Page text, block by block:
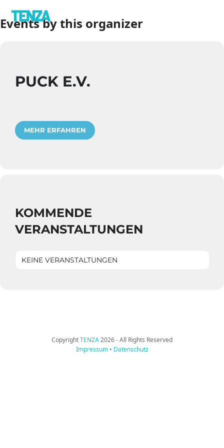
Events by this organizer
PUCK E.V.
MEHR ERFAHREN
KOMMENDE
VERANSTALTUNGEN
KEINE VERANSTALTUNGEN
CopyrightTENZA2026 - All Rights Reserved
Impressum• Datenschutz